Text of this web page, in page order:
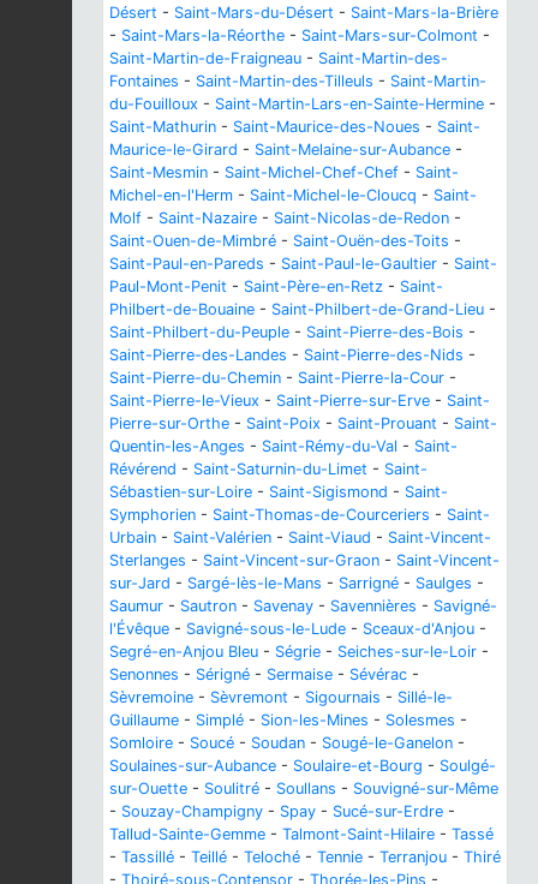
Désert - Saint-Mars-du-Désert - Saint-Mars-la-Brière
- Saint-Mars-la-Réorthe - Saint-Mars-sur-Colmont -
Saint-Martin-de-Fraigneau - Saint-Martin-des-
Fontaines - Saint-Martin-des-Tilleuls - Saint-Martin-
du-Fouilloux - Saint-Martin-Lars-en-Sainte-Hermine -
Saint-Mathurin - Saint-Maurice-des-Noues - Saint-
Maurice-le-Girard - Saint-Melaine-sur-Aubance -
Saint-Mesmin - Saint-Michel-Chef-Chef - Saint-
Michel-en-l'Herm - Saint-Michel-le-Cloucq - Saint-
Molf - Saint-Nazaire - Saint-Nicolas-de-Redon -
Saint-Ouen-de-Mimbré - Saint-Ouën-des-Toits -
Saint-Paul-en-Pareds - Saint-Paul-le-Gaultier - Saint-
Paul-Mont-Penit - Saint-Père-en-Retz - Saint-
Philbert-de-Bouaine - Saint-Philbert-de-Grand-Lieu -
Saint-Philbert-du-Peuple - Saint-Pierre-des-Bois -
Saint-Pierre-des-Landes - Saint-Pierre-des-Nids -
Saint-Pierre-du-Chemin - Saint-Pierre-la-Cour -
Saint-Pierre-le-Vieux - Saint-Pierre-sur-Erve - Saint-
Pierre-sur-Orthe - Saint-Poix - Saint-Prouant - Saint-
Quentin-les-Anges - Saint-Rémy-du-Val - Saint-
Révérend - Saint-Saturnin-du-Limet - Saint-
Sébastien-sur-Loire - Saint-Sigismond - Saint-
Symphorien - Saint-Thomas-de-Courceriers - Saint-
Urbain - Saint-Valérien - Saint-Viaud - Saint-Vincent-
Sterlanges - Saint-Vincent-sur-Graon - Saint-Vincent-
sur-Jard - Sargé-lès-le-Mans - Sarrigné - Saulges -
Saumur - Sautron - Savenay - Savennières - Savigné-
l'Évêque - Savigné-sous-le-Lude - Sceaux-d'Anjou -
Segré-en-Anjou Bleu - Ségrie - Seiches-sur-le-Loir -
Senonnes - Sérigné - Sermaise - Sévérac -
Sèvremoine - Sèvremont - Sigournais - Sillé-le-
Guillaume - Simplé - Sion-les-Mines - Solesmes -
Somloire - Soucé - Soudan - Sougé-le-Ganelon -
Soulaines-sur-Aubance - Soulaire-et-Bourg - Soulgé-
sur-Ouette - Soulitré - Soullans - Souvigné-sur-Même
- Souzay-Champigny - Spay - Sucé-sur-Erdre -
Tallud-Sainte-Gemme - Talmont-Saint-Hilaire - Tassé
- Tassillé - Teillé - Teloché - Tennie - Terranjou - Thiré
- Thoiré-sous-Contensor - Thorée-les-Pins -